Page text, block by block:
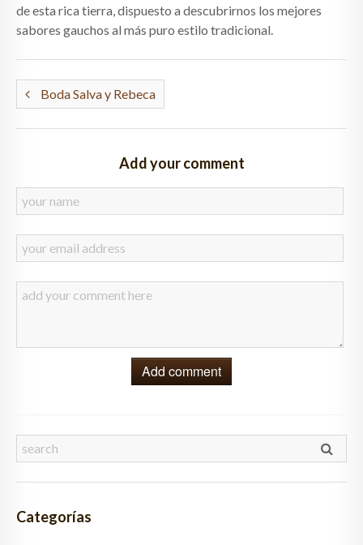
de esta rica tierra, dispuesto a descubrirnos los mejores
sabores gauchos al más puro estilo tradicional.
Boda Salva y Rebeca
Add your comment
Add comment
Categorías